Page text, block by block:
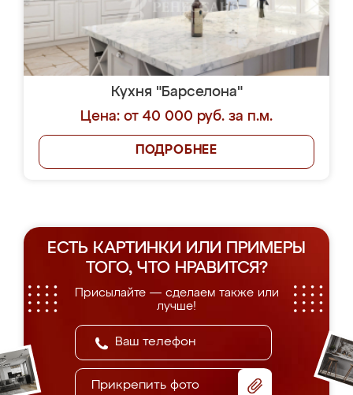
Кухня "Барселона"
Цена: от 40 000 руб. за п.м.
ПОДРОБНЕЕ
ЕСТЬ КАРТИНКИ ИЛИ ПРИМЕРЫ
ТОГО, ЧТО НРАВИТСЯ?
Присылайте — сделаем также или
лучше!
Прикрепить фото